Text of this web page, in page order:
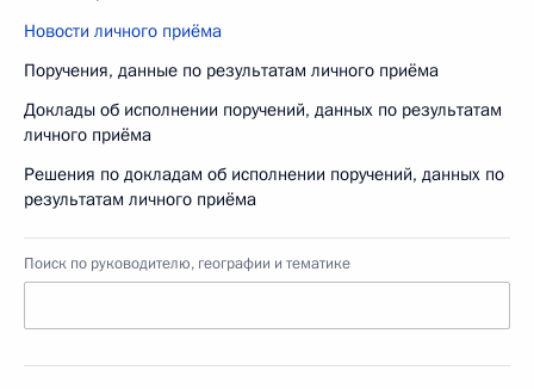
Новости личного приёма
Поручения, данные по результатам личного приёма
Доклады об исполнении поручений, данных по результатам
личного приёма
Решения по докладам об исполнении поручений, данных по
результатам личного приёма
Поиск по руководителю, географии и тематике